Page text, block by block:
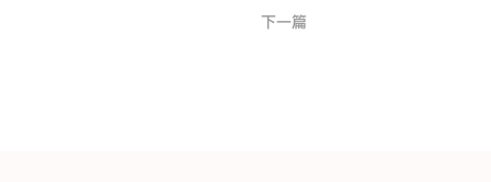
下一篇